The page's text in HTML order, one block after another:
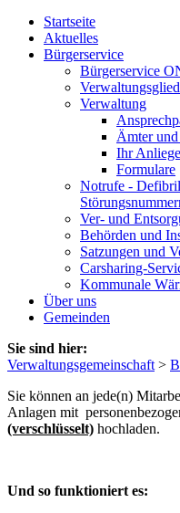
Startseite
Aktuelles
Bürgerservice
Bürgerservice
Verwaltung
Ämter und
Ihr
Formulare
Notrufe -
Ver- und
Behörden und
Satzungen und
Carsharing-
Kommunale
Über uns
Gemeinden
Sie sind hier:
Verwaltungsgemeinschaft >
Sie können an jede(n)
Anlagen mit
(verschlüsselt) hochladen.
Und so funktioniert es: